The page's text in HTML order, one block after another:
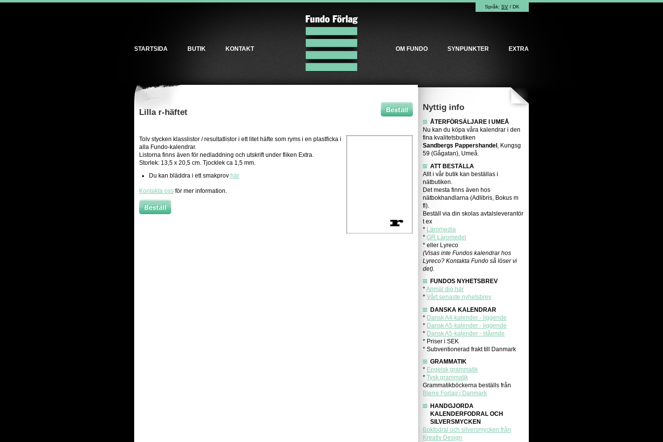
Språk: SV / DK
STARTSIDA BUTIK KONTAKT EXTRA
SYNPUNKTER
OM FUNDO
Lilla r-häftet
Tolv stycken klasslistor / resultatlistor i ett litet häfte som ryms i en plastficka i
alla Fundo-kalendrar.
Listorna finns även för nedladdning och utskrift under fliken Extra.
Storlek: 13,5 x 20,5 cm. Tjocklek ca 1,5 mm.
Du kan bläddra i ett smakprov här
Kontakta oss för mer information.
Nyttig info
ÅTERFÖRSÄLJARE I UMEÅ
Nu kan du köpa våra kalendrar i den
fina kvalitetsbutiken
Sandbergs Pappershandel , Kungsg
59 (Gågatan), Umeå.
ATT BESTÄLLA
Allt i vår butik kan beställas i
nätbutiken.
Det mesta finns även hos
nätbokhandlarna (Adlibris, Bokus m
fl).
Beställ via din skolas avtalsleverantör
t ex
* Läromedia
* GR Läromedel
* eller Lyreco
(Visas inte Fundos kalendrar hos
Lyreco? Kontakta Fundo så löser vi
det).
FUNDOS NYHETSBREV
*Anmäl dig här
* Vårt senaste nyhetsbrev
DANSKA KALENDRAR
* Dansk A4-kalender - liggende
* Dansk A5-kalender - liggende
* Dansk A5-kalender - stående
* Priser i SEK
* Subventionerad frakt till Danmark
GRAMMATIK
* Engelsk grammatik
* Tysk grammatik
Grammatikböckerna beställs från
Bjerre Forlag i Danmark
HANDGJORDA
KALENDERFODRAL OCH
SILVERSMYCKEN
Bokfodral och silversmycken från
Kreativ Design